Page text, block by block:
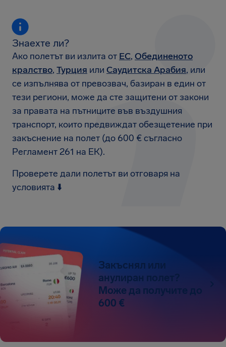
Знаехте ли?
Ако полетът ви излита от ЕС, Обединеното
кралство, Турция или Саудитска Арабия, или
се изпълнява от превозвач, базиран в един от
тези региони, може да сте защитени от закони
за правата на пътниците във въздушния
транспорт, които предвиждат обезщетение при
закъснение на полет (до 600 € съгласно
Регламент 261 на ЕК).
Проверете дали полетът ви отговаря на
условията ⬇️
Закъснял или
анулиран полет?
Може да получите до
600 €